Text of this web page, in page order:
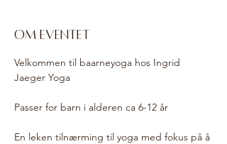
Om eventet
Velkommen til baarneyoga hos Ingrid
Jaeger Yoga
Passer for barn i alderen ca 6-12 år
En leken tilnærming til yoga med fokus på å